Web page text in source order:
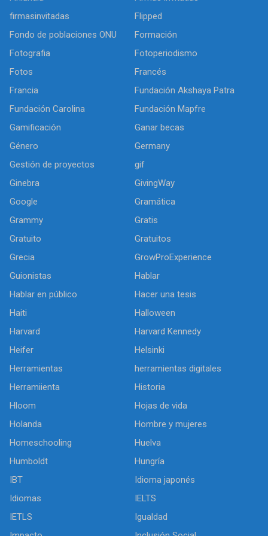
firmasinvitadas
Flipped
Fondo de poblaciones ONU
Formación
Fotografia
Fotoperiodismo
Fotos
Francés
Francia
Fundación Akshaya Patra
Fundación Carolina
Fundación Mapfre
Gamificación
Ganar becas
Género
Germany
Gestión de proyectos
gif
Ginebra
GivingWay
Google
Gramática
Grammy
Gratis
Gratuito
Gratuitos
Grecia
GrowProExperience
Guionistas
Hablar
Hablar en público
Hacer una tesis
Haiti
Halloween
Harvard
Harvard Kennedy
Heifer
Helsinki
Herramientas
herramientas digitales
Herramiienta
Historia
Hloom
Hojas de vida
Holanda
Hombre y mujeres
Homeschooling
Huelva
Humboldt
Hungría
IBT
Idioma japonés
Idiomas
IELTS
IETLS
Igualdad